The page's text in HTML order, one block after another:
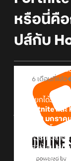
หรือนี่คือ
ปส์กับ
Online
6 เดือนที่แล้ว
น่าจะเรียกได้ว่าเ
Fortnite และ
30 มกราค
นั้นก็ได้มีการโพส
ภาพอาวุธดาวแล
และเหล่าผู้เล่น
เต้นในคราเดียวกั